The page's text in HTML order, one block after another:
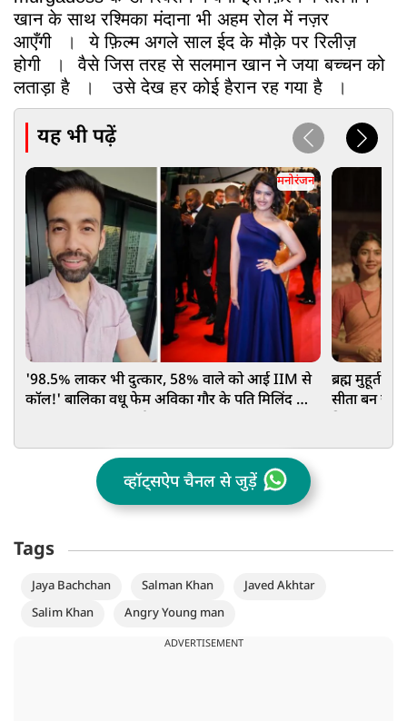
खान के साथ रश्मिका मंदाना भी अहम रोल में नज़र
आएँगी
।
ये फ़िल्म अगले साल ईद के मौक़े पर रिलीज़
होगी
।
वैसे जिस तरह से सलमान खान ने जया बच्चन को
लताड़ा है
। उसे देख हर कोई हैरान रह गया है ।
यह भी पढ़ें
मनोरंजन
'98.5% लाकर भी दुत्कार, 58% वाले को आई IIM से
कॉल!' बालिका वधू फेम अविका गौर के पति मिलिंद का
ब्रह्म मुहूर्त
सीता बन
व्हॉट्सऐप चैनल से जुड़ें
Tags
Jaya Bachchan Salman Khan
Javed Akhtar
Salim Khan
Angry Young man
ADVERTISEMENT